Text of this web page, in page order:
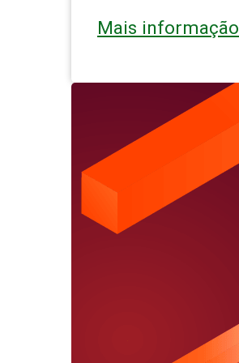
Mais informação